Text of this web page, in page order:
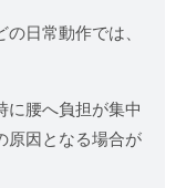
日常動作では、
に腰へ負担が集中
原因となる場合が